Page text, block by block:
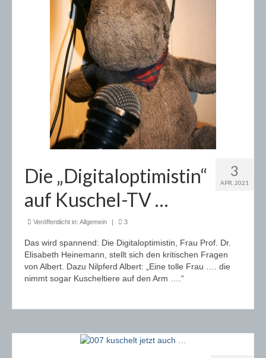
3
APR. 2021
Die „Digitaloptimistin“
auf Kuschel-TV …
Veröffentlicht in: Allgemein | 3
Das wird spannend: Die Digitaloptimistin, Frau Prof. Dr.
Elisabeth Heinemann, stellt sich den kritischen Fragen
von Albert. Dazu Nilpferd Albert: „Eine tolle Frau …. die
nimmt sogar Kuscheltiere auf den Arm ….“